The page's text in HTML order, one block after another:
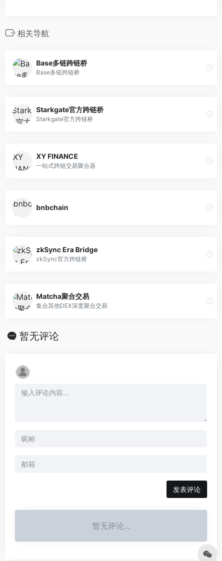
相关导航
Base多链跨链桥
Base多链跨链桥
Starkgate官方跨链桥
Starkgate官方跨链桥
XY FINANCE
一站式跨链交易聚合器
bnbchain
zkSync Era Bridge
zkSync官方跨链桥
Matcha聚合交易
集合其他DEX深度聚合交易
暂无评论
发表评论
暂无评论...